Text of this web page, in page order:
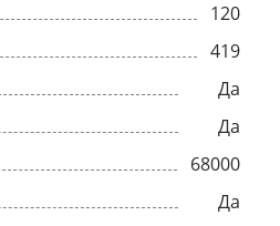
120
419
Да
Да
68000
Да